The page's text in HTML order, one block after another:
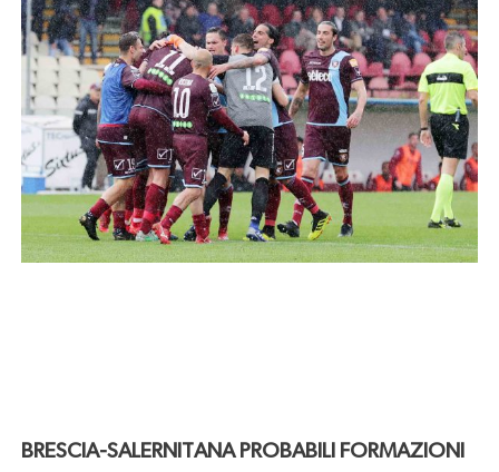
BRESCIA-SALERNITANA PROBABILI FORMAZIONI